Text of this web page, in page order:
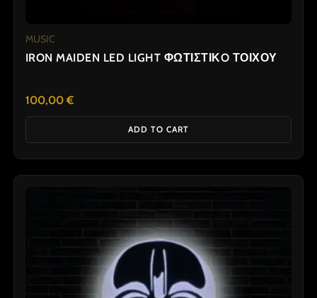
MUSIC
IRON MAIDEN LED LIGHT ΦΩΤΙΣΤΙΚO ΤΟΙΧΟΥ
100,00€
ADD TO CART